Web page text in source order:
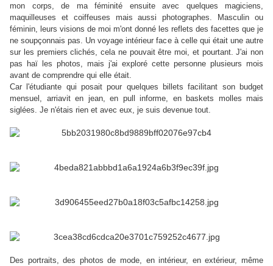
mon corps, de ma féminité ensuite avec quelques magiciens,
maquilleuses et coiffeuses mais aussi photographes. Masculin ou
féminin, leurs visions de moi m'ont donné les reflets des facettes que je
ne soupçonnais pas. Un voyage intérieur face à celle qui était une autre
sur les premiers clichés, cela ne pouvait être moi, et pourtant. J'ai non
pas haï les photos, mais j'ai exploré cette personne plusieurs mois
avant de comprendre qui elle était.
Car l'étudiante qui posait pour quelques billets facilitant son budget
mensuel, arriavit en jean, en pull informe, en baskets molles mais
siglées. Je n'étais rien et avec eux, je suis devenue tout.
Des portraits, des photos de mode, en intérieur, en extérieur, même